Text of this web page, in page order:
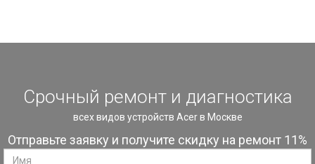
Срочный ремонт и диагностика
всех видов устройств Acer в Москве
Отправьте заявку и получите скидку на ремонт 11%